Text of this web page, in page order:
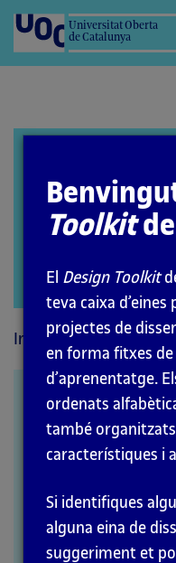
Universitat Oberta
de Catalunya
Inici Mètodes
Service
MÈTODES
Toolkitde
El Design Toolkit
teva caixa
projectes de
en forma fitxes
d’aprenentatge.
ordenats
també
característiques i
Si identifiques
alguna eina de
suggeriment et